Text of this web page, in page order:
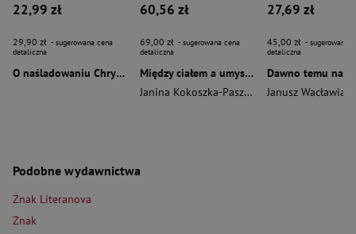
22,99 zł
29,90 zł - sugerowana cena
detaliczna
O naśladowaniu Chrystusa wyd. 2026
60,56 zł
69,00 zł - sugerowana cena
detaliczna
Między ciałem a umysłem
Janina Kokoszka-Paszkot
Piotr Wierzbiński
27,69 zł
45,00 zł - sugerowana
detaliczna
Janusz Wacławiak
Podobne wydawnictwa
Znak Literanova
Znak